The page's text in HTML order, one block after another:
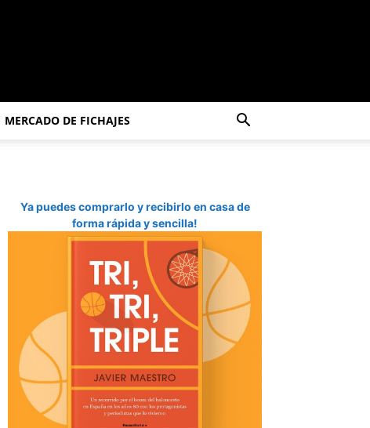
MERCADO DE FICHAJES
Ya puedes comprarlo y recibirlo en casa de
forma rápida y sencilla!